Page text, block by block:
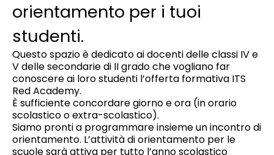
orientamento per i tuoi
studenti.
Questo spazio è dedicato ai docenti delle classi IV e
V delle secondarie di II grado che vogliano far
conoscere ai loro studenti l’offerta formativa ITS
Red Academy.
È sufficiente concordare giorno e ora (in orario
scolastico o extra-scolastico).
Siamo pronti a programmare insieme un incontro di
orientamento. L’attività di orientamento per le
scuole sarà attiva per tutto l’anno scolastico